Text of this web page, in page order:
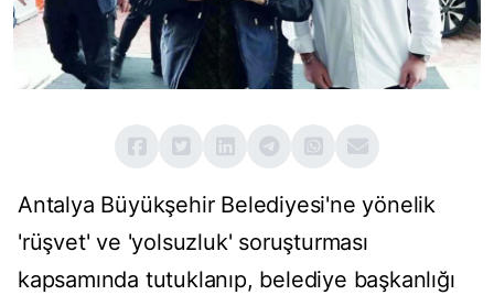
Antalya Büyükşehir Belediyesi'ne yönelik
'rüşvet' ve 'yolsuzluk' soruşturması
kapsamında tutuklanıp, belediye başkanlığı